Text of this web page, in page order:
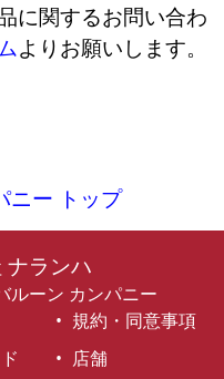
に関するお問い合わ
よりお願いします。
ニー トップ
ナランハ
ルーン カンパニー
規約・同意事項
店舗